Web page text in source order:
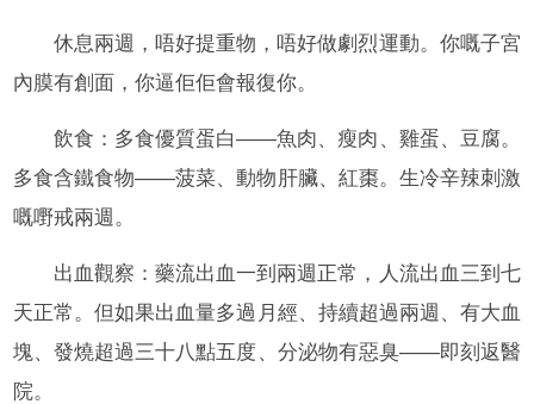
休息兩週，唔好提重物，唔好做劇烈運動。你嘅子宮
內膜有創面，你逼佢佢會報復你。
飲食：多食優質蛋白——魚肉、瘦肉、雞蛋、豆腐。
多食含鐵食物——菠菜、動物肝臟、紅棗。生冷辛辣刺激
嘅嘢戒兩週。
出血觀察：藥流出血一到兩週正常，人流出血三到七
天正常。但如果出血量多過月經、持續超過兩週、有大血
塊、發燒超過三十八點五度、分泌物有惡臭——即刻返醫
院。